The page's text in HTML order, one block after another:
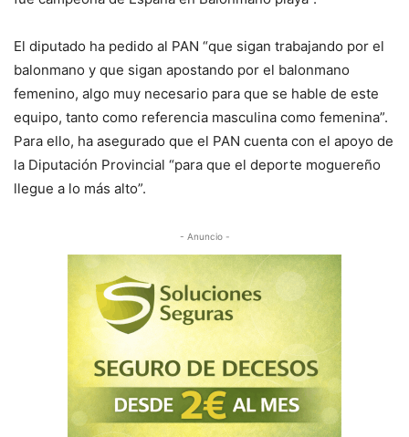
El diputado ha pedido al PAN “que sigan trabajando por el
balonmano y que sigan apostando por el balonmano
femenino, algo muy necesario para que se hable de este
equipo, tanto como referencia masculina como femenina”.
Para ello, ha asegurado que el PAN cuenta con el apoyo de
la Diputación Provincial “para que el deporte moguereño
llegue a lo más alto”.
- Anuncio -